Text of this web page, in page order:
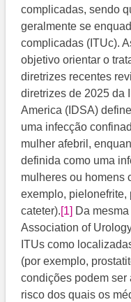
complicadas, sendo
geralmente se
complicadas (ITUc).
objetivo orientar o
diretrizes recentes
diretrizes de 2025 da
America (IDSA)
uma infecção
mulher afebril,
definida como uma
mulheres ou homens
exemplo, pielonefrite,
cateter).[1]
Da
Association of
ITUs como
(por exemplo,
condições podem ser
risco dos quais os